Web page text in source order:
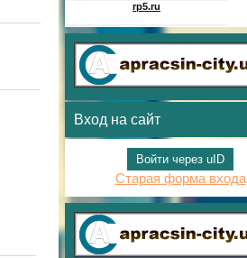
Вход на сайт
Войти через uID
Старая форма входа